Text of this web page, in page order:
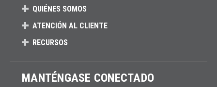
QUIÉNES SOMOS
ATENCIÓN AL CLIENTE
RECURSOS
MANTÉNGASE CONECTADO